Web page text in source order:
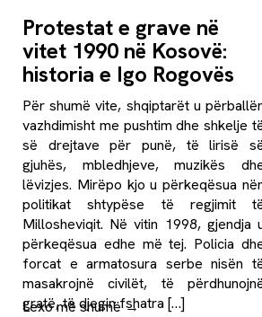
Protestat e grave në
vitet 1990 në Kosovë:
historia e Igo Rogovës
Për shumë vite, shqiptarët u
vazhdimisht me pushtim dhe shkelje
së drejtave për punë, të lirisë
gjuhës, mbledhjeve, muzikës
lëvizjes. Mirëpo kjo u përkeqësua
politikat shtypëse të regjimit
Millosheviqit. Në vitin 1998, gjendja
përkeqësua edhe më tej. Policia
forcat e armatosura serbe nisën
masakrojnë civilët, të
gratë, të djegin fshatra […]
Lexo më shumë→